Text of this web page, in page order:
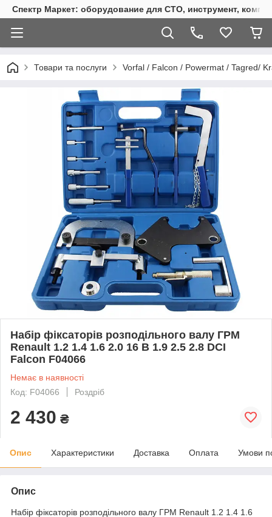
Спектр Маркет: оборудование для СТО, инструмент,
Товари та послуги Vorfal / Falcon / Powermat / Tagred/
Набір фіксаторів розподільного валу ГРМ
Renault 1.2 1.4 1.6 2.0 16 В 1.9 2.5 2.8 DCI
Falcon F04066
Немає в наявності
Код: F04066
Роздріб
2 430 ₴
Опис Характеристики Доставка Оплата Умови
Опис
Набір фіксаторів розподільного валу ГРМ Renault 1.2 1.4 1.6